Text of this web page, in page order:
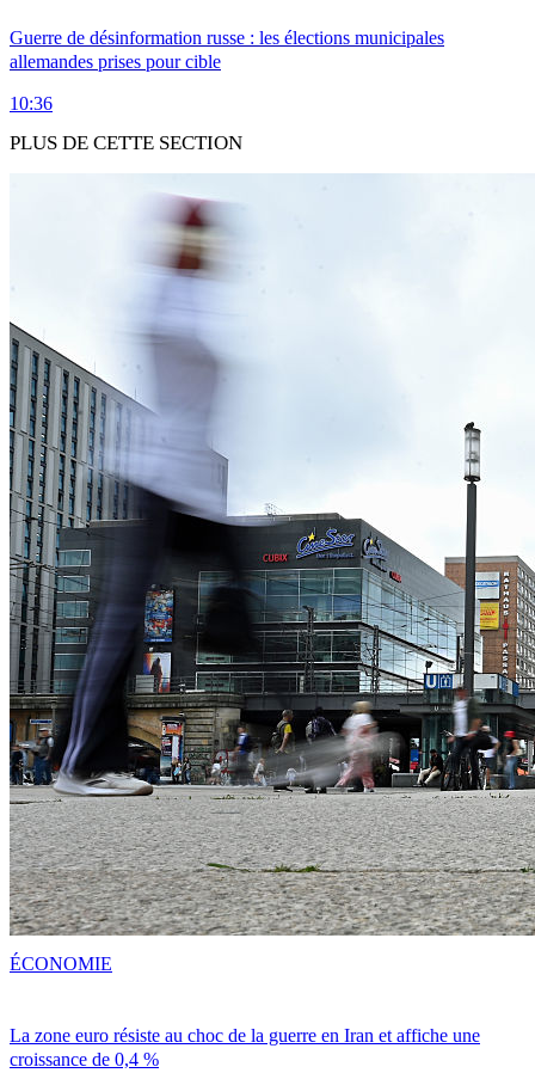
Guerre de désinformation russe : les élections municipales
allemandes prises pour cible
10:36
PLUS DE CETTE SECTION
La zone euro résiste au choc de la guerre en Iran et affiche une
croissance de 0,4 %
ÉCONOMIE